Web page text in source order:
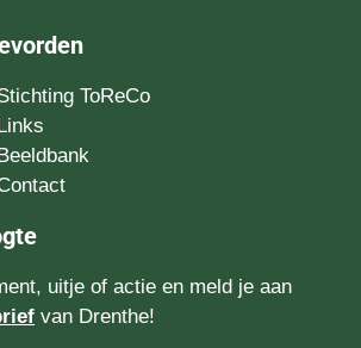
ToReCo
uitje of actie en meld je aan
van Drenthe!